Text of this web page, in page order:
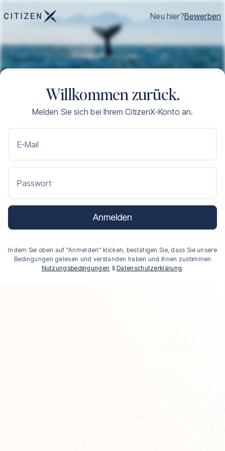
Neu hier?Bewerben
Willkommen zurück.
Melden Sie sich bei Ihrem CitizenX-Konto an.
E-Mail
Passwort
Anmelden
Indem Sie oben auf "Anmelden" klicken, bestätigen Sie, dass Sie unsere
Bedingungen gelesen und verstanden haben und ihnen zustimmen
Nutzungsbedingungen & Datenschutzerklärung.